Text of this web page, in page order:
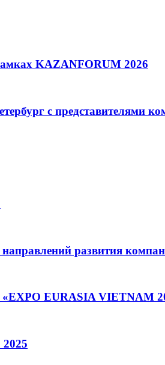
KAZANFORUM 2026
с представителями
развития
EURASIA VIETNAM